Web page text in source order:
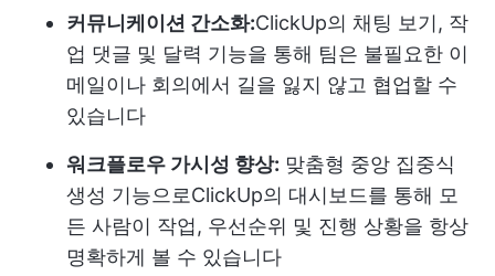
커뮤니케이션 간소화:ClickUp의 채팅 보기, 작
업 댓글 및 달력 기능을 통해 팀은 불필요한 이
메일이나 회의에서 길을 잃지 않고 협업할 수
있습니다
워크플로우 가시성 향상: 맞춤형 중앙 집중식
생성 기능으로ClickUp의 대시보드를 통해 모
든 사람이 작업, 우선순위 및 진행 상황을 항상
명확하게 볼 수 있습니다